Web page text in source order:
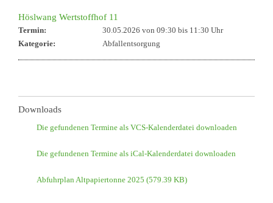
Höslwang Wertstoffhof 11
Termin: 30.05.2026 von 09:30 bis 11:30 Uhr
Kategorie:
Abfallentsorgung
Downloads
Die gefundenen Termine als VCS-Kalenderdatei downloaden
Die gefundenen Termine als iCal-Kalenderdatei downloaden
Abfuhrplan Altpapiertonne 2025 (579.39 KB)